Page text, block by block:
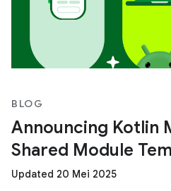
BLOG
Announcing Kotlin
Shared Module
Updated 20 Mei 2025